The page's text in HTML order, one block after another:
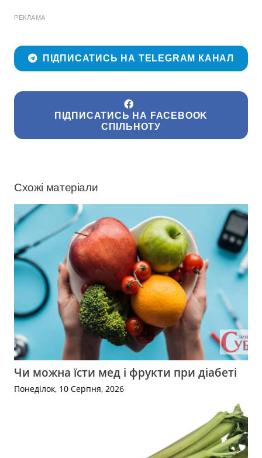
РЕКЛАМА
ПІДПИСАТИСЬ НА TELEGRAM КАНАЛ
ПІДПИСАТИСЬ НА FACEBOOK
СПІЛЬНОТУ
Схожі матеріали
Чи можна їсти мед і фрукти при діабеті
Понеділок, 10 Серпня, 2026